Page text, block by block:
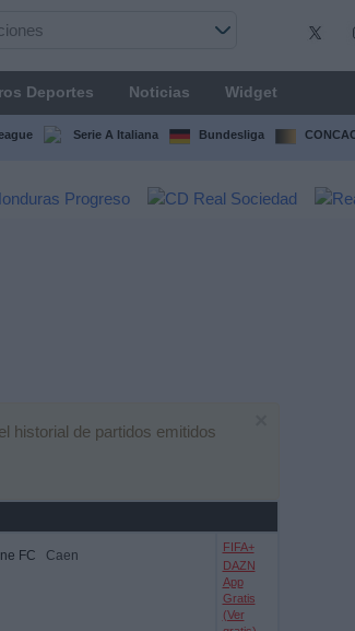
Deportes Noticias Widget
Serie A Italiana Bundesliga
historial de partidos emitidos
FC Caen
FIFA+
DAZN
App
Gratis
(Ver